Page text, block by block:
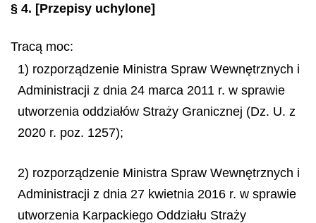
§ 4. [Przepisy uchylone]
Tracą moc:
1) rozporządzenie Ministra Spraw Wewnętrznych i
Administracji z dnia 24 marca 2011 r. w sprawie
utworzenia oddziałów Straży Granicznej (Dz. U. z
2020 r. poz. 1257);
2) rozporządzenie Ministra Spraw Wewnętrznych i
Administracji z dnia 27 kwietnia 2016 r. w sprawie
utworzenia Karpackiego Oddziału Straży